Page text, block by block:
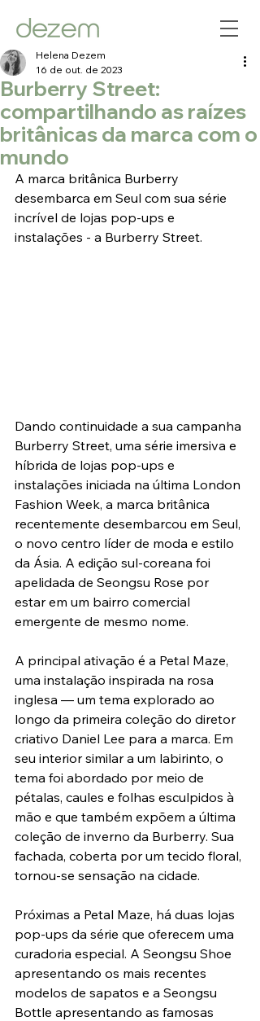
Burberry Street:
compartilhando as raízes
britânicas da marca com o
mundo
Helena Dezem
16 de out. de 2023
A marca britânica Burberry
desembarca em Seul com sua série
incrível de lojas pop-ups e
instalações - a Burberry Street.
Dando continuidade a sua campanha
Burberry Street, uma série imersiva e
híbrida de lojas pop-ups e
instalações iniciada na última London
Fashion Week, a marca britânica
recentemente desembarcou em Seul,
o novo centro líder de moda e estilo
da Ásia. A edição sul-coreana foi
apelidada de Seongsu Rose por
estar em um bairro comercial
emergente de mesmo nome.
A principal ativação é a Petal Maze,
uma instalação inspirada na rosa
inglesa — um tema explorado ao
longo da primeira coleção do diretor
criativo Daniel Lee para a marca. Em
seu interior similar a um labirinto, o
tema foi abordado por meio de
pétalas, caules e folhas esculpidos à
mão e que também expõem a última
coleção de inverno da Burberry. Sua
fachada, coberta por um tecido floral,
tornou-se sensação na cidade.
Próximas a Petal Maze, há duas lojas
pop-ups da série que oferecem uma
curadoria especial. A Seongsu Shoe
apresentando os mais recentes
modelos de sapatos e a Seongsu
Bottle apresentando as famosas